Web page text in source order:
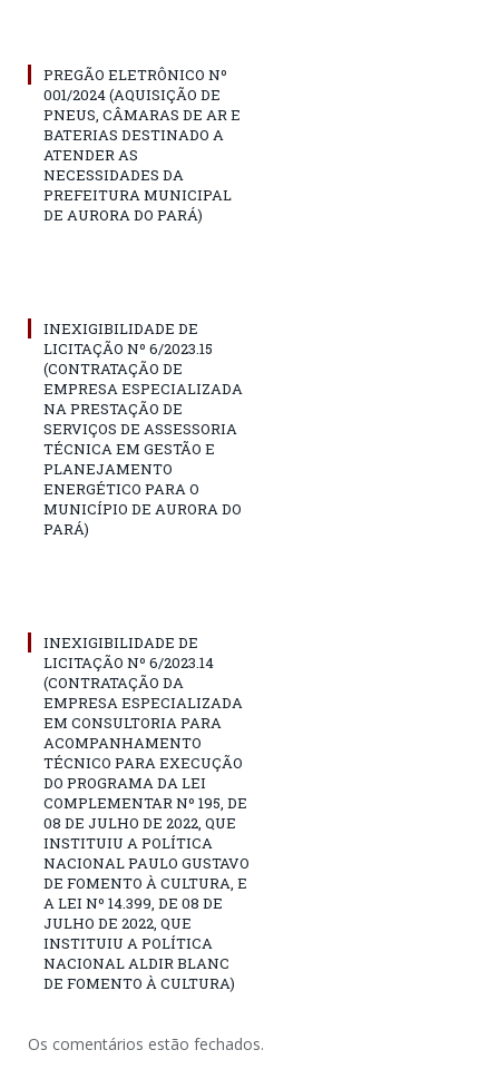
PREGÃO ELETRÔNICO Nº
001/2024 (AQUISIÇÃO DE
PNEUS, CÂMARAS DE AR E
BATERIAS DESTINADO A
ATENDER AS
NECESSIDADES DA
PREFEITURA MUNICIPAL
DE AURORA DO PARÁ)
INEXIGIBILIDADE DE
LICITAÇÃO Nº 6/2023.15
(CONTRATAÇÃO DE
EMPRESA ESPECIALIZADA
NA PRESTAÇÃO DE
SERVIÇOS DE ASSESSORIA
TÉCNICA EM GESTÃO E
PLANEJAMENTO
ENERGÉTICO PARA O
MUNICÍPIO DE AURORA DO
PARÁ)
INEXIGIBILIDADE DE
LICITAÇÃO Nº 6/2023.14
(CONTRATAÇÃO DA
EMPRESA ESPECIALIZADA
EM CONSULTORIA PARA
ACOMPANHAMENTO
TÉCNICO PARA EXECUÇÃO
DO PROGRAMA DA LEI
COMPLEMENTAR Nº 195, DE
08 DE JULHO DE 2022, QUE
INSTITUIU A POLÍTICA
NACIONAL PAULO GUSTAVO
DE FOMENTO À CULTURA, E
A LEI Nº 14.399, DE 08 DE
JULHO DE 2022, QUE
INSTITUIU A POLÍTICA
NACIONAL ALDIR BLANC
DE FOMENTO À CULTURA)
Os comentários estão fechados.